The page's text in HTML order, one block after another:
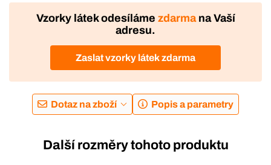
Vzorky látek odesíláme zdarmana Vaší
adresu.
Zaslat vzorky látek zdarma
Dotaz na zboží Popis a parametry
Další rozměry tohoto produktu